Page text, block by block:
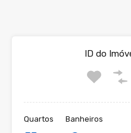
ID do
Quartos Banheiros